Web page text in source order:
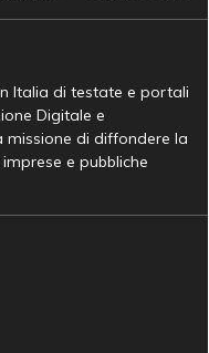
Italia di testate e portali
Digitale e
missione di diffondere la
e pubbliche